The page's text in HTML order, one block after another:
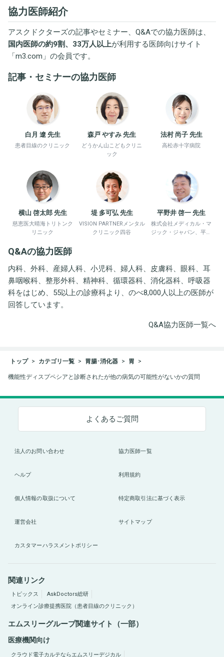
協力医師紹介
アスクドクターズの記事やセミナー、Q&Aでの協力医師は、
国内医師の約9割、33万人以上が利用する医師向けサイト
「m3.com 」の会員です。
記事・セミナーの協力医師
白月 遼 先生
患者目線のクリニック
森戸 やすみ 先生
どうかん山こどもクリニ
ック
法村 尚子 先生
高松赤十字病院
横山 啓太郎 先生
慈恵医大晴海トリトンク
リニック
堤 多可弘 先生
VISION PARTNERメンタル
クリニック四谷
平野井 啓一 先生
株式会社メディカル・マ
ジック・ジャパン、平野
Q&Aの協力医師
内科、外科、産婦人科、小児科、婦人科、皮膚科、眼科、耳
鼻咽喉科、整形外科、精神科、循環器科、消化器科、呼吸器
科をはじめ、55以上の診療科より、のべ8,000人以上の医師が
回答しています。
Q&A協力医師一覧へ
トップ カテゴリ一覧 胃腸･消化器 胃
機能性ディスプペシアと診断されたが他の病気の可能性がないかの質問
よくあるご質問
法人のお問い合わせ 協力医師一覧
ヘルプ 利用規約
個人情報の取扱について 特定商取引法に基づく表示
運営会社 サイトマップ
カスタマーハラスメントポリシー
関連リンク
トピックス
AskDoctors総研
オンライン診療提携医院（患者目線のクリニック）
エムスリーグループ関連サイト（一部）
医療機関向け
クラウド電子カルテならエムスリーデジカル